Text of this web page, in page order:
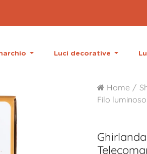
Luci decorative
Home
Filo